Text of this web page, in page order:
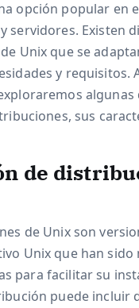
opción popular en
servidores. Existen
Unix que se
y requisitos.
algunas
sus
de
de Unix son
Unix que han sido
para facilitar su
puede incluir